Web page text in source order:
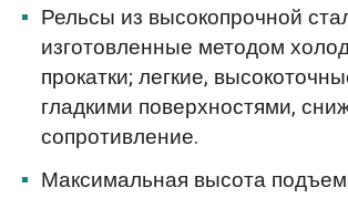
Рельсы из высокопрочной
изготовленные методом
прокатки; легкие,
гладкими поверхностями,
сопротивление.
Максимальная высота